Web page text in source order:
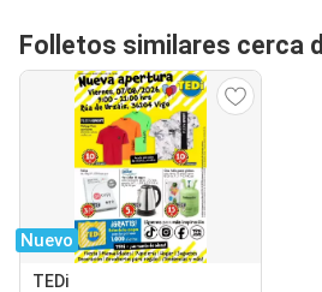
Folletos similares cerca
Nuevo
TEDi